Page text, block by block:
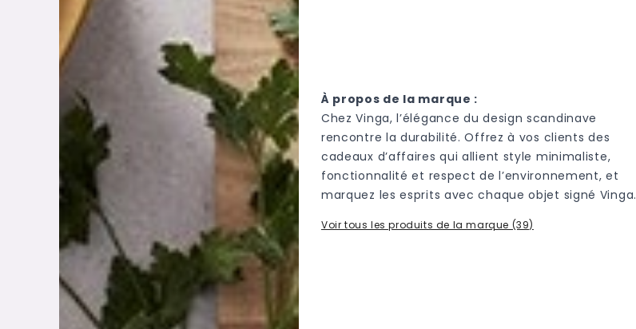
À propos de la marque :
Chez Vinga, l’élégance du design scandinave
rencontre la durabilité. Offrez à vos clients des
cadeaux d’affaires qui allient style minimaliste,
fonctionnalité et respect de l’environnement, et
marquez les esprits avec chaque objet signé Vinga.
Voir tous les produits de la marque (39)